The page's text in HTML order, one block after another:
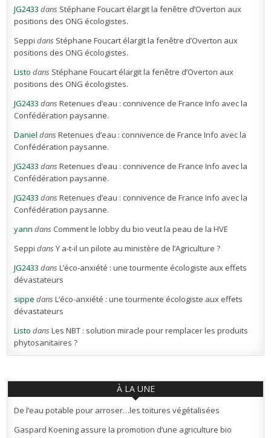
JG2433 dans Stéphane Foucart élargit la fenêtre d’Overton aux
positions des ONG écologistes.
Seppi dans Stéphane Foucart élargit la fenêtre d’Overton aux
positions des ONG écologistes.
Listo dans Stéphane Foucart élargit la fenêtre d’Overton aux
positions des ONG écologistes.
JG2433 dansRetenues d’eau : connivence de France Info avec la
Confédération paysanne.
Daniel dansRetenues d’eau : connivence de France Info avec la
Confédération paysanne.
JG2433 dansRetenues d’eau : connivence de France Info avec la
Confédération paysanne.
JG2433 dansRetenues d’eau : connivence de France Info avec la
Confédération paysanne.
yann dans Comment le lobby du bio veut la peau de la HVE
Seppi dansY a-t-il un pilote au ministère de l’Agriculture ?
JG2433 dansL’éco-anxiété : une tourmente écologiste aux effets
dévastateurs
sippe dansL’éco-anxiété : une tourmente écologiste aux effets
dévastateurs
Listo dansLes NBT : solution miracle pour remplacer les produits
phytosanitaires ?
À LA UNE
De l’eau potable pour arroser…les toitures végétalisées
Gaspard Koening assure la promotion d’une agriculture bio